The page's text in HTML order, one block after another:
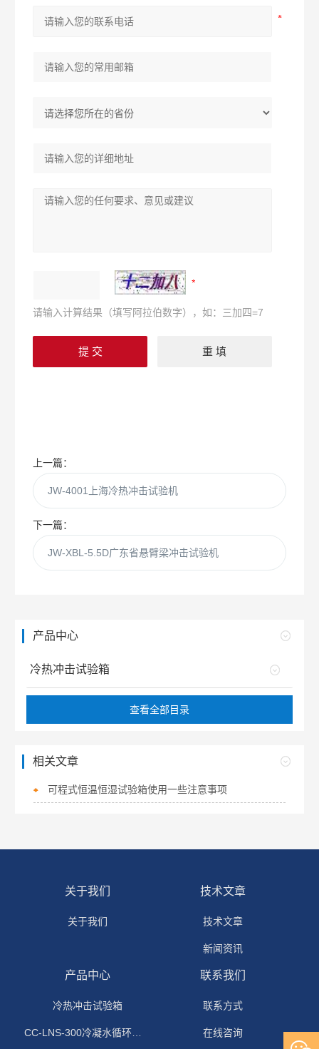
请输入计算结果（填写阿拉伯数字），如：三加四=7
上一篇：
JW-4001上海冷热冲击试验机
下一篇：
JW-XBL-5.5D广东省悬臂梁冲击试验机
产品中心
冷热冲击试验箱
查看全部目录
相关文章
可程式恒温恒湿试验箱使用一些注意事项
关于我们
关于我们
技术文章
技术文章
新闻资讯
产品中心
冷热冲击试验箱
CC-LNS-300冷凝水循环试验箱
联系我们
联系方式
在线咨询